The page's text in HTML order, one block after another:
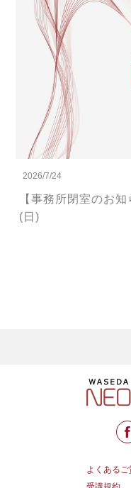
2026/7/24
【事務所閉室のお
(日)
よくあるご